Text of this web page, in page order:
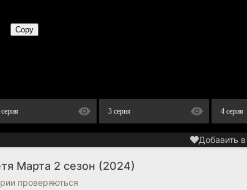
3 серия 4 серия
Добавить
Марта 2 сезон (2024)
проверяються